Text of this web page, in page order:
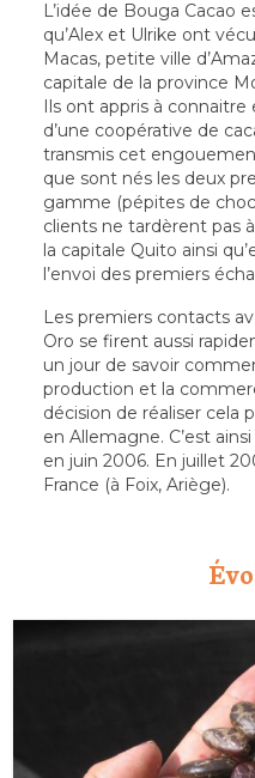
L’idée de Bouga Cacao
qu’Alex et Ulrike ont
Macas, petite ville
capitale de la province
Ils ont appris à
d’une coopérative de
transmis cet
que sont nés les deux
gamme (pépites de
clients ne tardèrent pas
la capitale Quito ainsi
l’envoi des premiers
Les premiers contacts
Oro se firent aussi
un jour de savoir
production et la
décision de réaliser cela
en Allemagne. C’est
en juin 2006. En juillet
France (à Foix, Ariège).